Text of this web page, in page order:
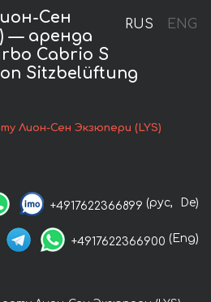
RUS ENG
Сен
— аренда
Cabrio S
Sitzbelüftung
Лион-Сен Экзюпери (LYS)
+4917622366899 (рус, De)
+4917622366900 (Eng)